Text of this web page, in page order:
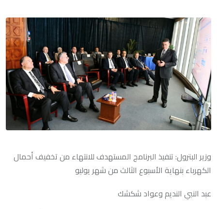
وزير البترول: تنفيذ البرنامج المستهدف للانتهاء من تخفيف أحمال
الكهرباء بنهاية الأسبوع الثالث من شهر يوليو
عبد النبي النديم وعواد شكشك